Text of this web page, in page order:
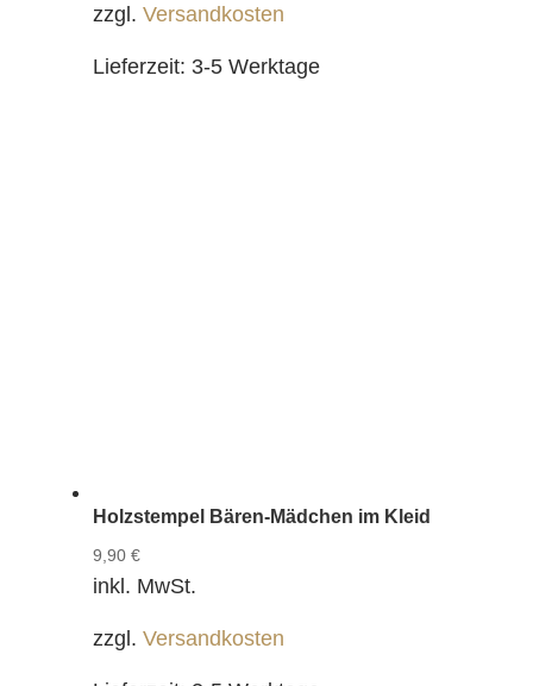
zzgl. Versandkosten
Lieferzeit: 3-5 Werktage
Holzstempel Bären-Mädchen im Kleid
9,90 €
inkl. MwSt.
zzgl. Versandkosten